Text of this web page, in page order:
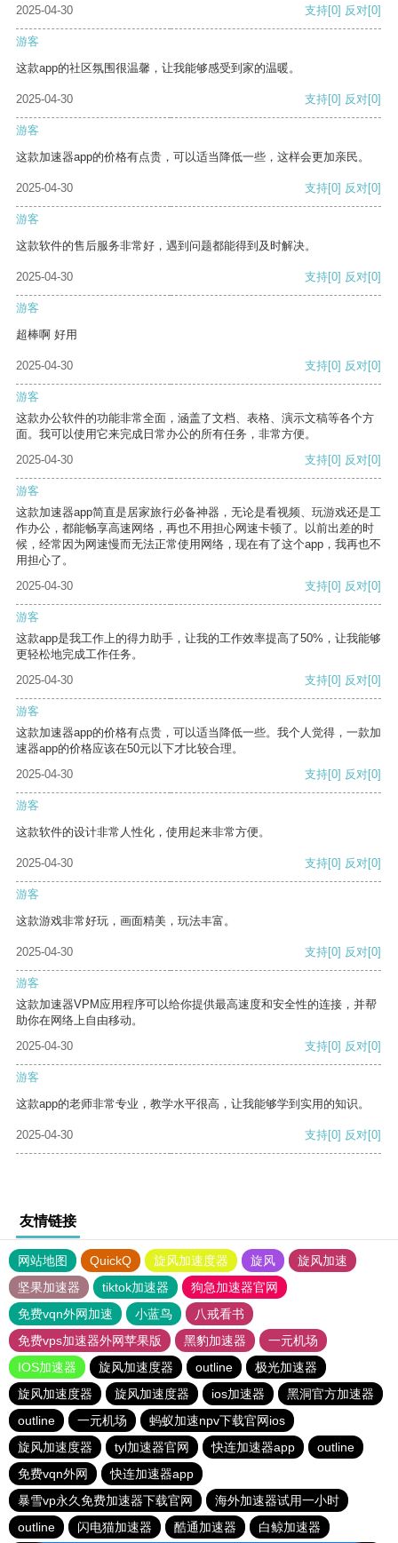
2025-04-30 支持[0] 反对[0]
游客
这款app的社区氛围很温馨，让我能够感受到家的温暖。
2025-04-30 支持[0] 反对[0]
游客
这款加速器app的价格有点贵，可以适当降低一些，这样会更加亲民。
2025-04-30 支持[0] 反对[0]
游客
这款软件的售后服务非常好，遇到问题都能得到及时解决。
2025-04-30 支持[0] 反对[0]
游客
超棒啊 好用
2025-04-30 支持[0] 反对[0]
游客
这款办公软件的功能非常全面，涵盖了文档、表格、演示文稿等各个方
面。我可以使用它来完成日常办公的所有任务，非常方便。
2025-04-30
支持[0] 反对[0]
游客
这款加速器app简直是居家旅行必备神器，无论是看视频、玩游戏还是工
作办公，都能畅享高速网络，再也不用担心网速卡顿了。以前出差的时
候，经常因为网速慢而无法正常使用网络，现在有了这个app，我再也不
用担心了。
2025-04-30
支持[0] 反对[0]
游客
这款app是我工作上的得力助手，让我的工作效率提高了50%，让我能够
更轻松地完成工作任务。
2025-04-30
支持[0] 反对[0]
游客
这款加速器app的价格有点贵，可以适当降低一些。我个人觉得，一款加
速器app的价格应该在50元以下才比较合理。
2025-04-30
支持[0] 反对[0]
游客
这款软件的设计非常人性化，使用起来非常方便。
2025-04-30 支持[0] 反对[0]
游客
这款游戏非常好玩，画面精美，玩法丰富。
2025-04-30 支持[0] 反对[0]
游客
这款加速器VPM应用程序可以给你提供最高速度和安全性的连接，并帮
助你在网络上自由移动。
2025-04-30
支持[0] 反对[0]
游客
这款app的老师非常专业，教学水平很高，让我能够学到实用的知识。
2025-04-30 支持[0] 反对[0]
友情链接
网站地图 QuickQ 旋风加速度器 旋风
旋风加速
坚果加速器
tiktok加速器
狗急加速器官网
免费vqn外网加速
小蓝鸟
八戒看书
免费vps加速器外网苹果版
黑豹加速器
一元机场
IOS加速器
旋风加速度器 outline
极光加速器
旋风加速度器
旋风加速度器 ios加速器
黑洞官方加速器
outline
一元机场
蚂蚁加速npv下载官网ios
旋风加速度器
tyl加速器官网 快连加速器app
outline
免费vqn外网
快连加速器app
暴雪vp永久免费加速器下载官网
海外加速器试用一小时
outline
闪电猫加速器 酷通加速器 白鲸加速器